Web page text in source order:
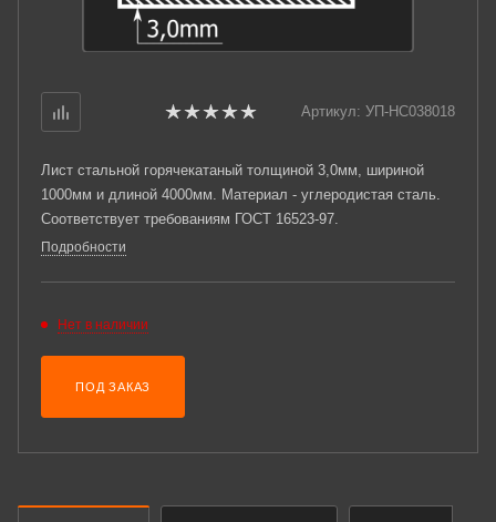
Артикул: УП-НС038018
Лист стальной горячекатаный толщиной 3,0мм, шириной
1000мм и длиной 4000мм. Материал - углеродистая сталь.
Соответствует требованиям ГОСТ 16523-97.
Подробности
Нет в наличии
ПОД ЗАКАЗ